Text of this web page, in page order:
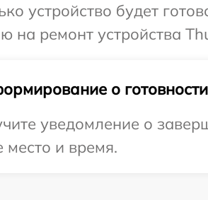
устройство будет
на ремонт устройства
о готовности
уведомление о
место и время.